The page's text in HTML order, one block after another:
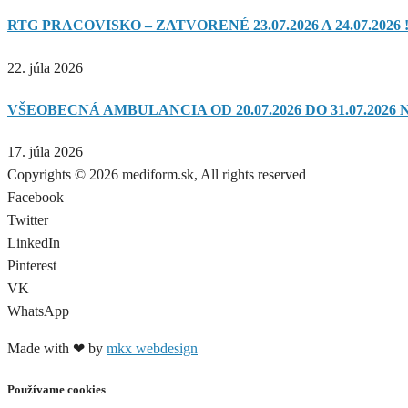
RTG PRACOVISKO – ZATVORENÉ 23.07.2026 A 24.07.2026
22. júla 2026
VŠEOBECNÁ AMBULANCIA OD 20.07.2026 DO 31.07.2026
17. júla 2026
Copyrights © 2026 mediform.sk, All rights reserved​
Facebook
Twitter
LinkedIn
Pinterest
VK
WhatsApp
Made with ❤ by mkx webdesign
Používame cookies